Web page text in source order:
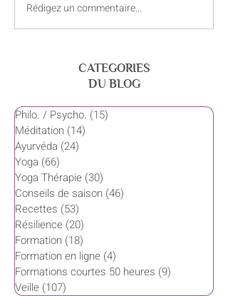
Juin – Vivre de joie et de
Rédigez un commentaire...
CATEGORIES
DU BLOG
Philo. / Psycho. (15)
Méditation (14)
Ayurvéda (24)
Yoga (66)
Yoga Thérapie (30)
Conseils de saison (46)
Recettes (53)
Résilience (20)
Formation (18)
Formation en ligne (4)
Formations courtes 50 heures (9)
Veille (107)